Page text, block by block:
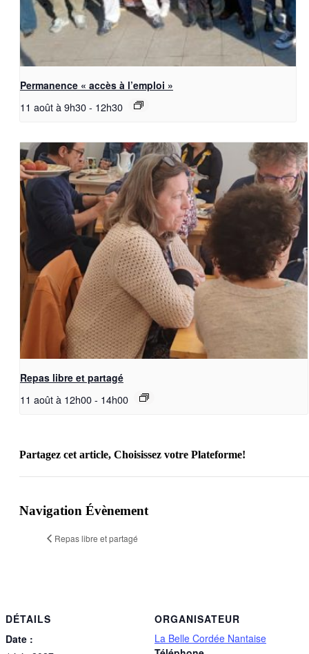
Permanence « accès à l’emploi »
11 août à 9h30- 12h30
Repas libre et partagé
11 août à 12h00- 14h00
Partagez cet article, Choisissez votre Plateforme!
Navigation Évènement
Repas libre et partagé
DÉTAILS
Date :
ORGANISATEUR
La Belle Cordée Nantaise